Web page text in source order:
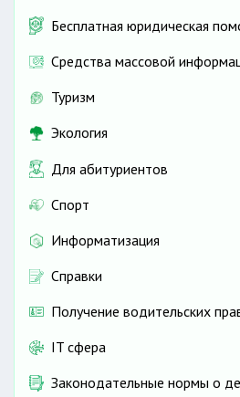
Бесплатная юридическая
Средства массовой
Туризм
Экология
Для абитуриентов
Спорт
Информатизация
Справки
Получение водительских
IT сфера
Законодательные нормы о